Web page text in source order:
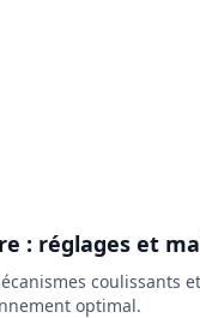
: réglages et
coulissants
optimal.